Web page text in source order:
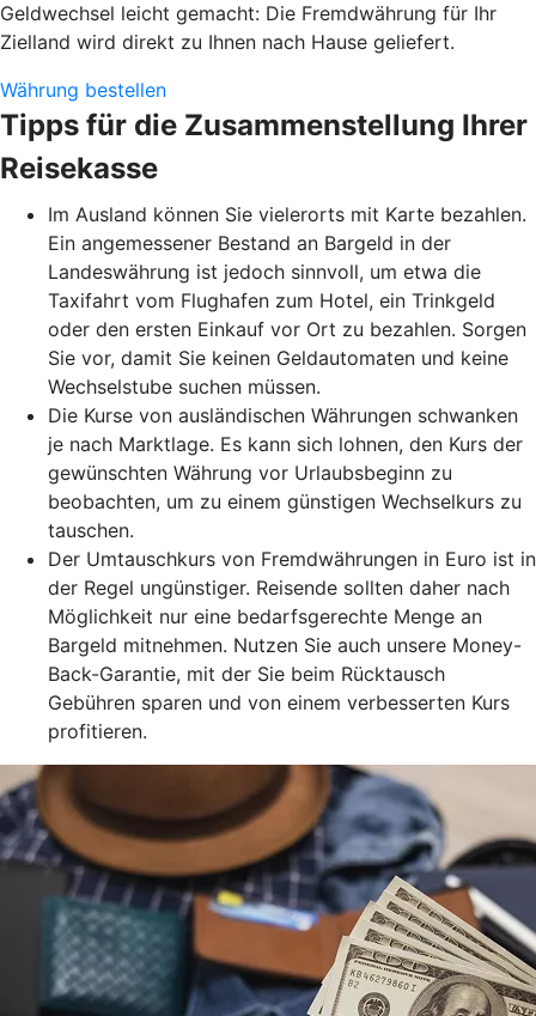
Geldwechsel leicht gemacht: Die Fremdwährung für Ihr
Zielland wird direkt zu Ihnen nach Hause geliefert.
Währung bestellen
Tipps für die Zusammenstellung Ihrer
Reisekasse
Im Ausland können Sie vielerorts mit Karte bezahlen.
Ein angemessener Bestand an Bargeld in der
Landeswährung ist jedoch sinnvoll, um etwa die
Taxifahrt vom Flughafen zum Hotel, ein Trinkgeld
oder den ersten Einkauf vor Ort zu bezahlen. Sorgen
Sie vor, damit Sie keinen Geldautomaten und keine
Wechselstube suchen müssen.
Die Kurse von ausländischen Währungen schwanken
je nach Marktlage. Es kann sich lohnen, den Kurs der
gewünschten Währung vor Urlaubsbeginn zu
beobachten, um zu einem günstigen Wechselkurs zu
tauschen.
Der Umtauschkurs von Fremdwährungen in Euro ist in
der Regel ungünstiger. Reisende sollten daher nach
Möglichkeit nur eine bedarfsgerechte Menge an
Bargeld mitnehmen. Nutzen Sie auch unsere Money-
Back-Garantie, mit der Sie beim Rücktausch
Gebühren sparen und von einem verbesserten Kurs
profitieren.